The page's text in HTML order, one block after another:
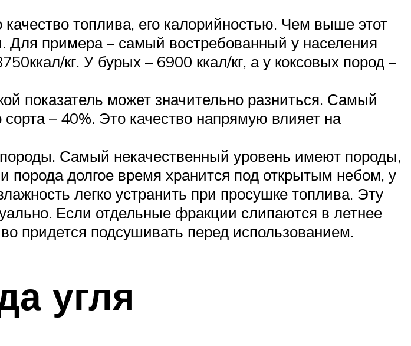
топлива, его калорийностью. Чем выше этот
Для примера – самый востребованный у населения
кг. У бурых – 6900 ккал/кг, а у коксовых пород –
показатель может значительно разниться. Самый
– 40%. Это качество напрямую влияет на
Самый некачественный уровень имеют породы,
порода долгое время хранится под открытым небом, у
легко устранить при просушке топлива. Эту
Если отдельные фракции слипаются в летнее
придется подсушивать перед использованием.
угля